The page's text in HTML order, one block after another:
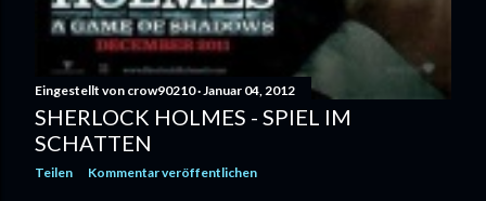
Eingestellt von crow90210 Januar 04, 2012
SHERLOCK HOLMES - SPIEL IM
SCHATTEN
Teilen Kommentar veröffentlichen